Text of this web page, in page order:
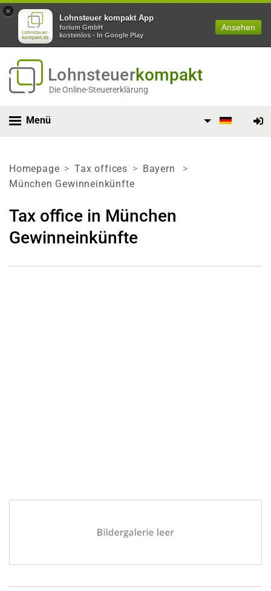
×
Lohnsteuer kompakt App
forium GmbH
kostenlos - In Google Play
Ansehen
Lohnsteuerkompakt
Die Online-Steuererklärung
Menü
Homepage Tax offices
Bayern
München Gewinneinkünfte
Tax office in München
Gewinneinkünfte